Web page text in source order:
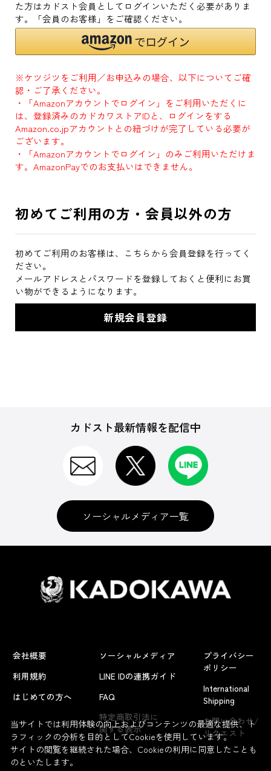
た方はカドスト会員としてログインいただく必要がありま
す。「会員のお客様」をご確認ください。
※ケツジツをご利用／お申込みの場合、以下についてご確
認・ご了承ください。
・「Amazonアカウントでログイン」をご利用いただくに
は、登録済みのカドカワストアIDと、ログインをする
Amazon.co.jpアカウントとの紐づけが完了している必要が
ございます。
・「Amazonアカウントでログイン」のみご利用いただけま
す。AmazonPayでのお支払いはできません。
初めてご利用の方・会員以外の方
初めてご利用のお客様は、こちらから会員登録を行ってく
ださい。
メールアドレスとパスワードを登録しておくと便利にお買
い物ができるようになります。
カドスト最新情報を配信中
ソーシャルメディア一覧
会社概要
利用規約
はじめての方へ
ソーシャルメディア
LINE IDの連携ガイド
FAQ
特定商取引法に
関する表示
プライバシー
ポリシー
International
Shipping
お問い合わせ/
リクエスト
当サイトでは利用体験の向上およびコンテンツの最適な提供、ト
ラフィックの分析を目的としてCookieを使用しています。
サイトの閲覧を継続された場合、Cookieの利用に同意したことも
のといたします。